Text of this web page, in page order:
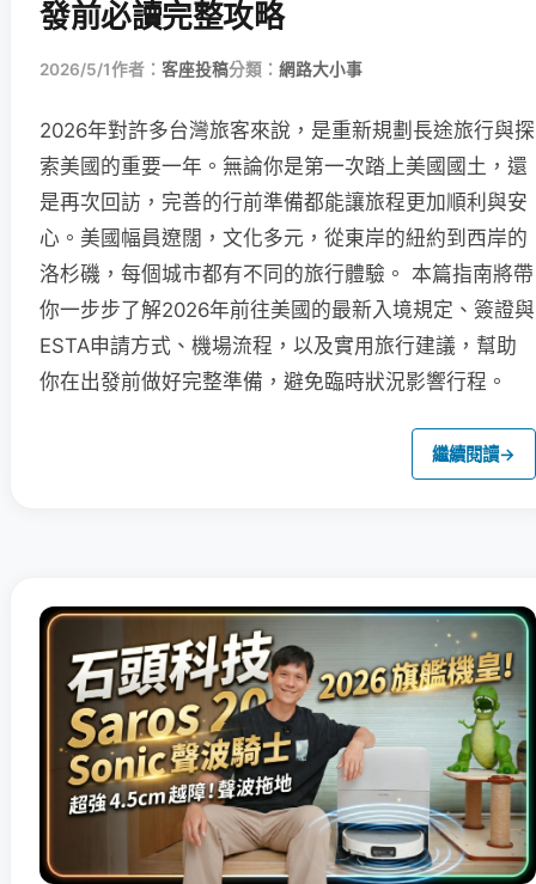
發前必讀完整攻略
2026/5/1作者： 客座投稿分類： 網路大小事
2026年對許多台灣旅客來說，是重新規劃長途旅行與探
索美國的重要一年。無論你是第一次踏上美國國土，還
是再次回訪，完善的行前準備都能讓旅程更加順利與安
心。美國幅員遼闊，文化多元，從東岸的紐約到西岸的
洛杉磯，每個城市都有不同的旅行體驗。 本篇指南將帶
你一步步了解2026年前往美國的最新入境規定、簽證與
ESTA申請方式、機場流程，以及實用旅行建議，幫助
你在出發前做好完整準備，避免臨時狀況影響行程。
繼續閱讀→